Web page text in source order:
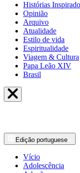
Histórias
Opinião
Arquivo
Atualidade
Estilo de vida
Espiritualidade
Viagem & Cultura
Papa Leão XIV
Brasil
Edição portuguese
Vício
Adolescência